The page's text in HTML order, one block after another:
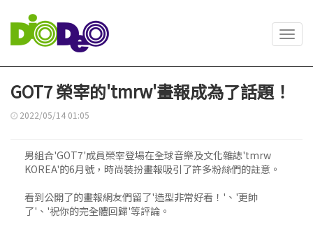
GOT7 榮宰的'tmrw'畫報成為了話題！
2022/05/14 01:05
男組合'GOT7'成員榮宰登場在全球音樂及文化雜誌'tmrw
KOREA'的6月號，時尚裝扮畫報吸引了許多粉絲們的註意。
看到公開了的畫報網友們留了'造型非常好看！'、'更帥
了'、'祝你的完全體回歸'等評論。